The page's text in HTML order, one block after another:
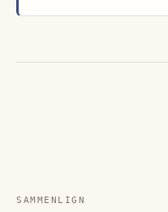
SAMMENLIGN